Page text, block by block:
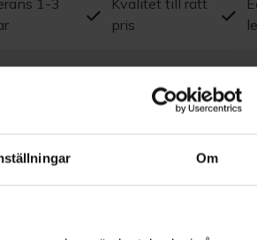
Om
1-3
Kvalitet till rätt
pris